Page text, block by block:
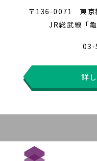
〒136-0071 東京
JR総武線「
03-
詳